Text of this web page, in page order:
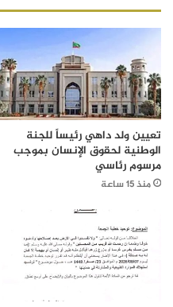
تعيين ولد داهي رئيساً للجنة
الوطنية لحقوق الإنسان بموجب
مرسوم رئاسي
منذ 15 ساعة